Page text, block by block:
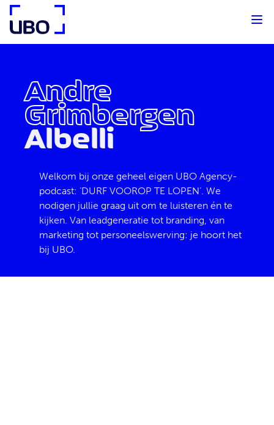
UBO Agency
Andre
Grimbergen
Albelli
Welkom bij onze geheel eigen UBO Agency-
podcast: ‘DURF VOOROP TE LOPEN’. We
nodigen jullie graag uit om te luisteren én te
kijken. Van leadgeneratie tot branding, van
marketing tot personeelswerving: je hoort het
bij UBO.